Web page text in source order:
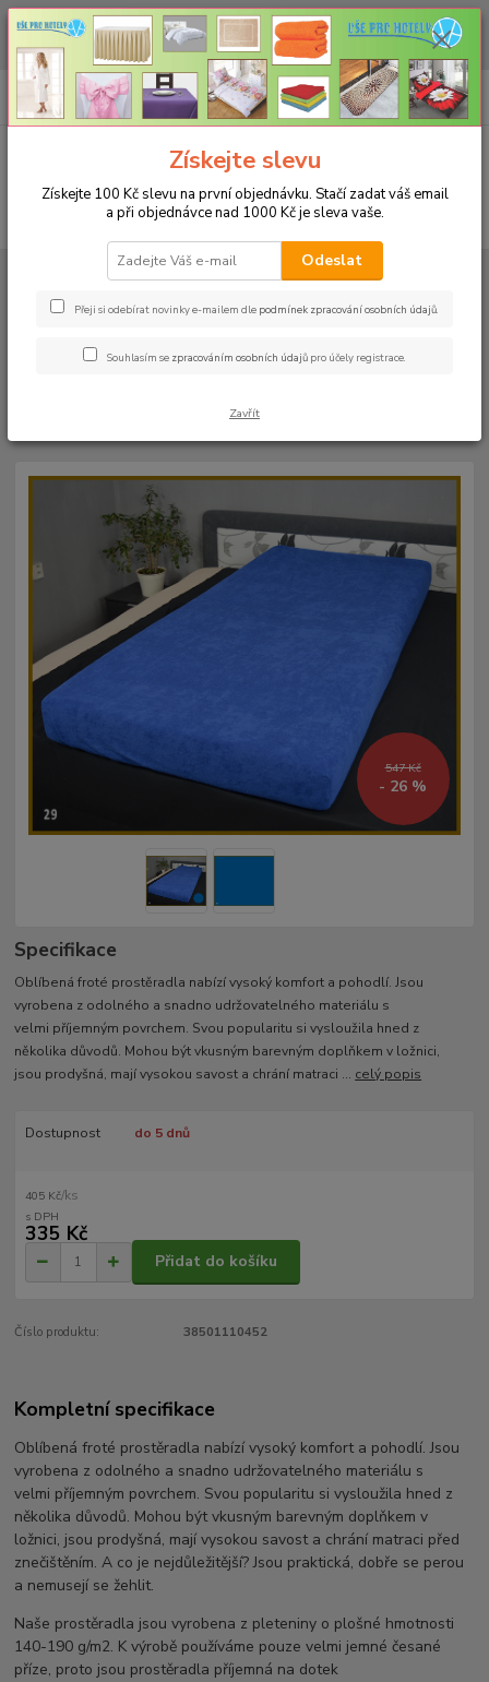
CHCETE NAKOUPIT VĚTŠÍ MNOŽSTVÍ NAŠICH PRODUKTŮ ZA LEPŠÍ
CENU? Klikněte ZDE
CZK
+420 773 794 023
Pondělí-pátek 9-16 hodin
0ks
za0 Kč
PROSTĚRADLA
Froté prostěradla s gumou - 190g/m2 - 45 barev
29 královská modrá
Froté prostěradlo 160x200cm -
547 Kč
- 26 %
Specifikace
Oblíbená froté prostěradla nabízí vysoký komfort a pohodlí. Jsou
vyrobena z odolného a snadno udržovatelného materiálu s
velmi příjemným povrchem. Svou popularitu si vysloužila hned z
několika důvodů. Mohou být vkusným barevným doplňkem v ložnici,
jsou prodyšná, mají vysokou savost a chrání matraci ... celý popis
Dostupnost do 5 dnů
405 Kč/ks
335 Kč
Přidat do košíku
Číslo produktu: 38501110452
Kompletní specifikace
Oblíbená froté prostěradla nabízí vysoký komfort a pohodlí. Jsou
vyrobena z odolného a snadno udržovatelného materiálu s
velmi příjemným povrchem. Svou popularitu si vysloužila hned z
několika důvodů. Mohou být vkusným barevným doplňkem v
ložnici, jsou prodyšná, mají vysokou savost a chrání matraci před
znečištěním. A co je nejdůležitější? Jsou praktická, dobře se perou
a nemusejí se žehlit.
Naše prostěradla jsou vyrobena z pleteniny o plošné hmotnosti
140-190 g/m2. K výrobě používáme pouze velmi jemné česané
příze, proto jsou prostěradla příjemná na dotek
Získejte slevu
Získejte 100 Kč slevu na první objednávku. Stačí zadat váš email
a při objednávce nad 1000 Kč je sleva vaše.
Odeslat
Přeji si odebírat novinky e-mailem dle podmínek zpracování osobních údajů.
Souhlasím se zpracováním osobních údajů pro účely registrace.
Zavřít